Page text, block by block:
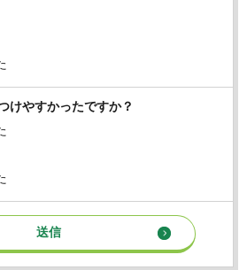
けやすかったですか？